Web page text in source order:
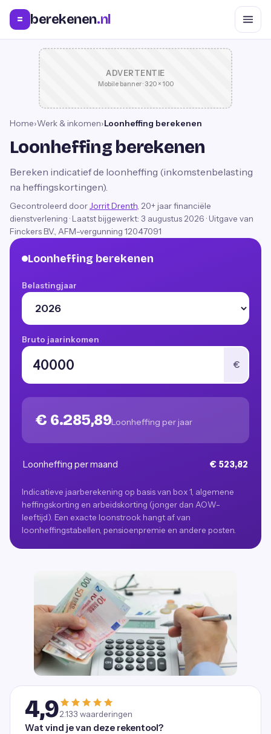
= berekenen.nl
ADVERTENTIE
Mobile banner · 320 × 100
Home›Werk & inkomen›Loonheffing berekenen
Loonheffing berekenen
Bereken indicatief de loonheffing (inkomstenbelasting
na heffingskortingen).
Gecontroleerd door Jorrit Drenth , 20+ jaar financiële
dienstverlening · Laatst bijgewerkt: 3 augustus 2026 · Uitgave van
Finckers B.V., AFM-vergunning 12047091
Loonheffing berekenen
Belastingjaar
Bruto jaarinkomen
€
€ 6.285,89Loonheffing per jaar
Loonheffing per maand € 523,82
Indicatieve jaarberekening op basis van box 1, algemene
heffingskorting en arbeidskorting (jonger dan AOW-
leeftijd). Een exacte loonstrook hangt af van
loonheffingstabellen, pensioenpremie en andere posten.
4,92.133 waarderingen
Wat vind je van deze rekentool?